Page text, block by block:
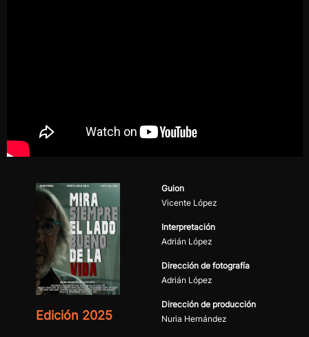
Edición 2025
Guion
Vicente López
Interpretación
Adrián López
Dirección de fotografía
Adrián López
Dirección de producción
Nuria Hernández